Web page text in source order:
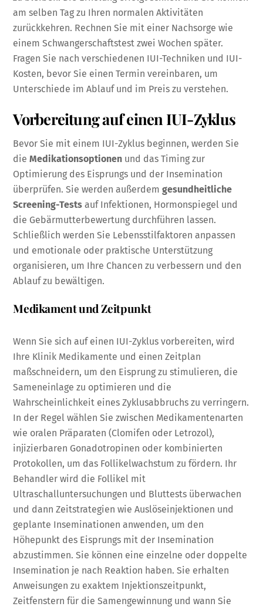
am selben Tag zu Ihren normalen Aktivitäten
zurückkehren. Rechnen Sie mit einer Nachsorge wie
einem Schwangerschaftstest zwei Wochen später.
Fragen Sie nach verschiedenen IUI-Techniken und IUI-
Kosten, bevor Sie einen Termin vereinbaren, um
Unterschiede im Ablauf und im Preis zu verstehen.
Vorbereitung auf einen IUI-Zyklus
Bevor Sie mit einem IUI-Zyklus beginnen, werden Sie
dieMedikationsoptionen und das Timing zur
Optimierung des Eisprungs und der Insemination
überprüfen. Sie werden außerdemgesundheitliche
Screening-Tests auf Infektionen, Hormonspiegel und
die Gebärmutterbewertung durchführen lassen.
Schließlich werden Sie Lebensstilfaktoren anpassen
und emotionale oder praktische Unterstützung
organisieren, um Ihre Chancen zu verbessern und den
Ablauf zu bewältigen.
Medikament und Zeitpunkt
Wenn Sie sich auf einen IUI-Zyklus vorbereiten, wird
Ihre Klinik Medikamente und einen Zeitplan
maßschneidern, um den Eisprung zu stimulieren, die
Sameneinlage zu optimieren und die
Wahrscheinlichkeit eines Zyklusabbruchs zu verringern.
In der Regel wählen Sie zwischen Medikamentenarten
wie oralen Präparaten (Clomifen oder Letrozol),
injizierbaren Gonadotropinen oder kombinierten
Protokollen, um das Follikelwachstum zu fördern. Ihr
Behandler wird die Follikel mit
Ultraschalluntersuchungen und Bluttests überwachen
und dann Zeitstrategien wie Auslöseinjektionen und
geplante Inseminationen anwenden, um den
Höhepunkt des Eisprungs mit der Insemination
abzustimmen. Sie können eine einzelne oder doppelte
Insemination je nach Reaktion haben. Sie erhalten
Anweisungen zu exaktem Injektionszeitpunkt,
Zeitfenstern für die Samengewinnung und wann Sie